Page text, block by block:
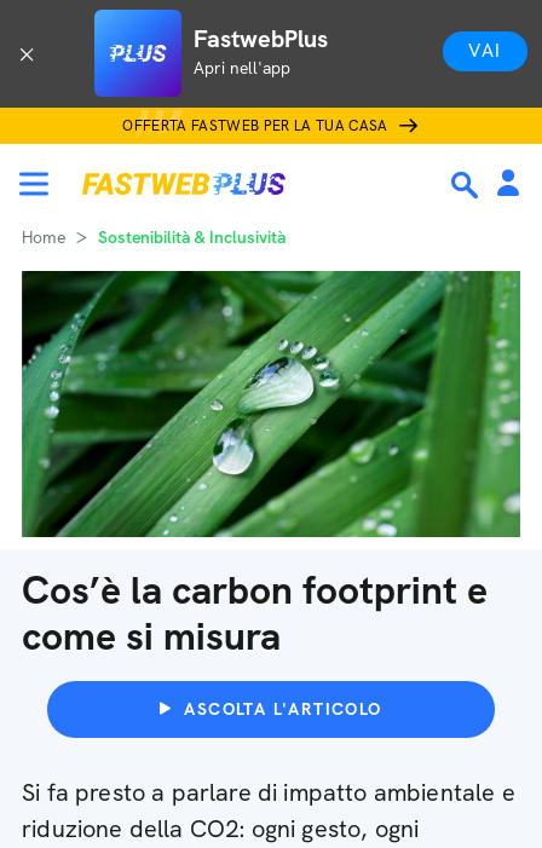
FastwebPlus
Apri nell'app
VAI
OFFERTA FASTWEB PER LA TUA CASA
Home Sostenibilità & Inclusività
Cos’è la carbon footprint e
come si misura
ASCOLTA L'ARTICOLO
Si fa presto a parlare di impatto ambientale e
riduzione della CO2: ogni gesto, ogni